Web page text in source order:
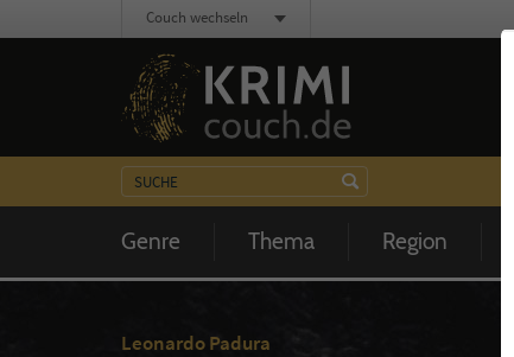
Genre Thema Region
Couch wechseln
Leonardo Padura